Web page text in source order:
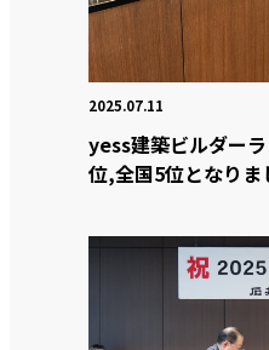
2025.07.11
yess建築ビルダー
位,全国5位となりま